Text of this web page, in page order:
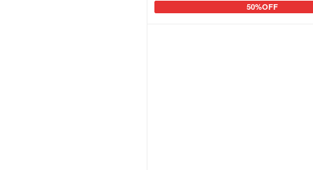
50%OFF
カートに追加